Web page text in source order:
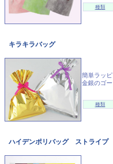
種類
キラキラバッグ
簡単ラッピ
金銀のゴ
種類
ハイデンポリバッグ ストライプ